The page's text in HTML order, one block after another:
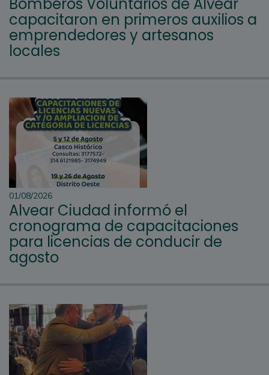
Bomberos Voluntarios de Alvear
capacitaron en primeros auxilios a
emprendedores y artesanos
locales
01/08/2026
Alvear Ciudad informó el
cronograma de capacitaciones
para licencias de conducir de
agosto